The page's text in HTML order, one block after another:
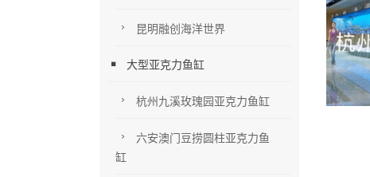
昆明融创海洋世界
大型亚克力鱼缸
杭州九溪玫瑰园亚克力鱼缸
六安澳门豆捞圆柱亚克力鱼
缸